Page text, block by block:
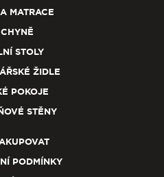
MATRACE
STOLY
ŽIDLE
POKOJE
STĚNY
PODMÍNKY